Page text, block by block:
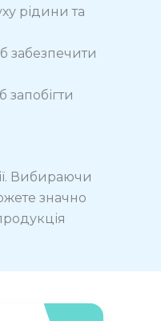
рідини та
забезпечити
запобігти
Вибираючи
значно